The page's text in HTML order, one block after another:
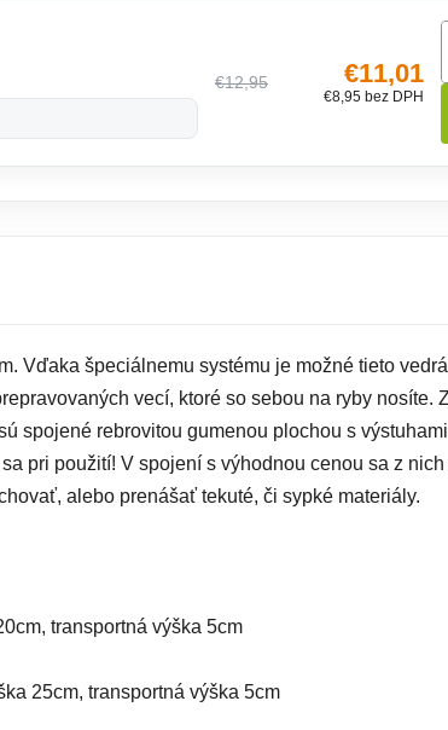
€12,95 €11,01
€8,95 bez DPH
Vďaka špeciálnemu systému je možné tieto
vecí, ktoré so sebou na ryby nosíte.
spojené rebrovitou gumenou plochou s
pri použití! V spojení s výhodnou cenou sa z
alebo prenášať tekuté, či sypké materiály.
transportná výška 5cm
25cm, transportná výška 5cm